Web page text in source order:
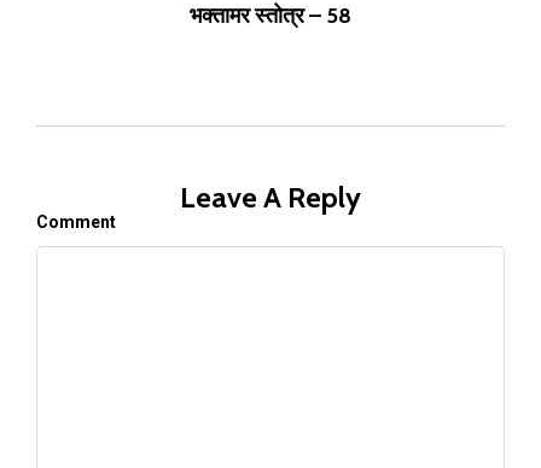
भक्तामर स्तोत्र – 58
Leave A Reply
Comment